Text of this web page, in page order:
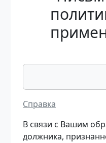
Справка
В связи с Вашим
должника,